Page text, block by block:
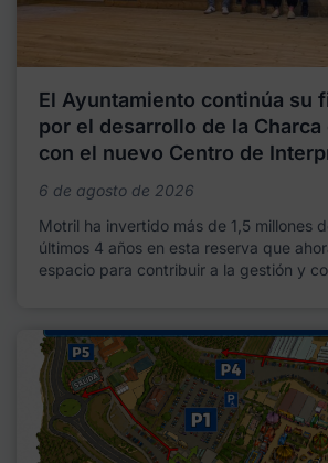
El Ayuntamiento continúa su
por el desarrollo de la Charca
con el nuevo Centro de
6 de agosto de 2026
Motril ha invertido más de 1,5 millones
últimos 4 años en esta reserva que
espacio para contribuir a la gestión y